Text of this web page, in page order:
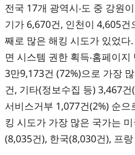
전국 17개 광역시‧도 중 강원
기가 6,670건, 인천이 4,605
째로 많은 해킹 시도가 있었
면 시스템 권한 획득‧홈페이
3만9,173건 (72%)으로 가장
건, 기타(정보수집 등) 3,467
서비스거부 1,077건(2%) 순
킹 시도가 가장 많은 국가는
(8,035건), 한국(8,030건), 프